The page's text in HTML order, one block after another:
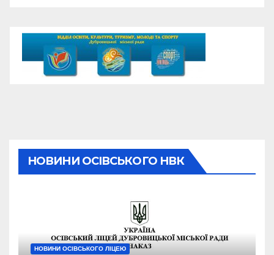
НОВИНИ ОСІВСЬКОГО НВК
НОВИНИ ОСІВСЬКОГО ЛІЦЕЮ